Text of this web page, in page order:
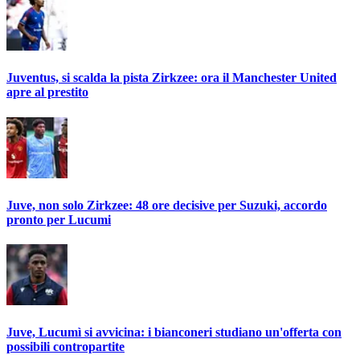
Juventus, si scalda la pista Zirkzee: ora il Manchester United
apre al prestito
Juve, non solo Zirkzee: 48 ore decisive per Suzuki, accordo
pronto per Lucumi
Juve, Lucumì si avvicina: i bianconeri studiano un'offerta con
possibili contropartite